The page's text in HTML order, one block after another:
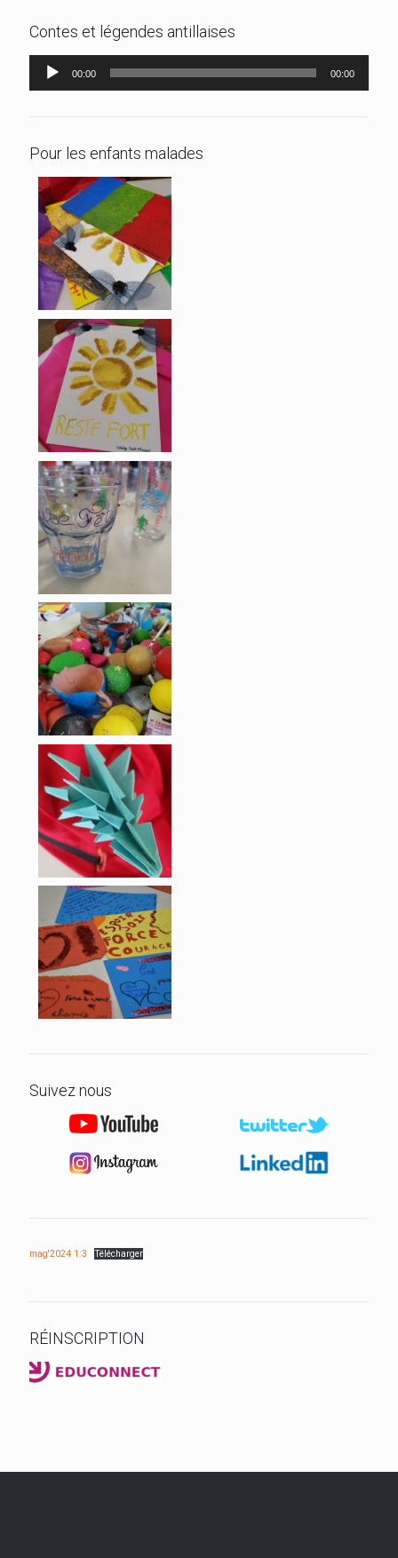
Contes et légendes antillaises
Lecteur
audio
00:00 00:00
Pour les enfants malades
Suivez nous
mag'2024 1:3 Télécharger
RÉINSCRIPTION